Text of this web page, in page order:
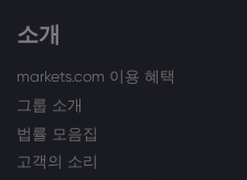
소개
markets.com 이용 혜택
그룹 소개
법률 모음집
고객의 소리